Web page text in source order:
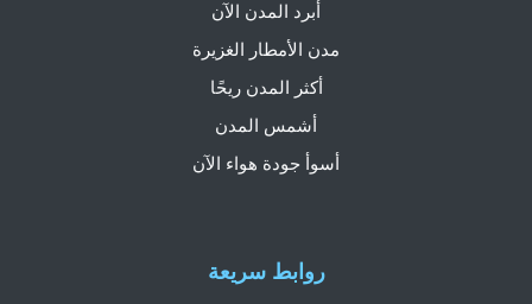
روابط سريعة
أبرد المدن الآن
مدن الأمطار الغزيرة
أكثر المدن ريحًا
أشمس المدن
أسوأ جودة هواء الآن